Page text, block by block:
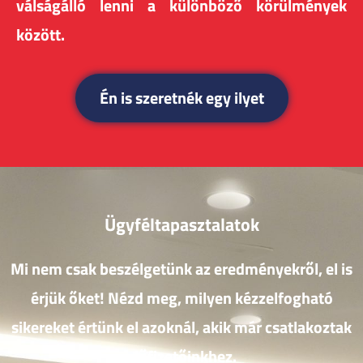
válságálló lenni a különböző körülmények
között.
Én is szeretnék egy ilyet
Ügyféltapasztalatok
Mi nem csak beszélgetünk az eredményekről, el is
érjük őket! Nézd meg, milyen kézzelfogható
sikereket értünk el azoknál, akik már csatlakoztak
előfizetőinkhez.